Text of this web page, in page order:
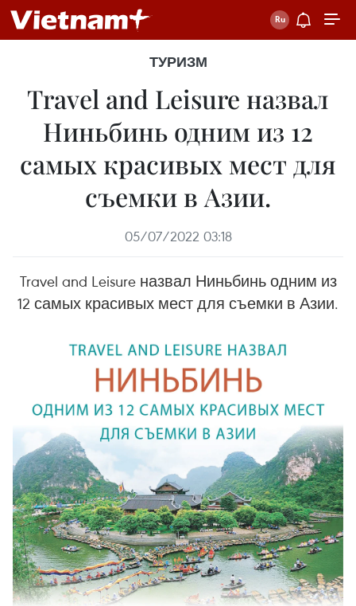
ТУРИЗМ
Travel and Leisure назвал
Ниньбинь одним из 12
самых красивых мест для
съемки в Азии.
05/07/2022 03:18
Travel and Leisure назвал Ниньбинь одним из
12 самых красивых мест для съемки в Азии.